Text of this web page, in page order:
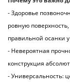
- Здоровье
ровную
правильной осанки
- Невероятная
конструкция
- Универсальность: